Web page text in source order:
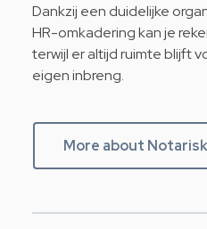
Dankzij een duidelijke
HR-omkadering kan je
terwijl er altijd ruimte blijft
eigen inbreng.
More about